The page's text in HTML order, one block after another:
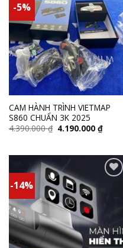
-5%
Add to
wishlist
CAM HÀNH TRÌNH VIETMAP
S860 CHUẨN 3K 2025
4.390.000₫ 4.190.000 ₫
-14%